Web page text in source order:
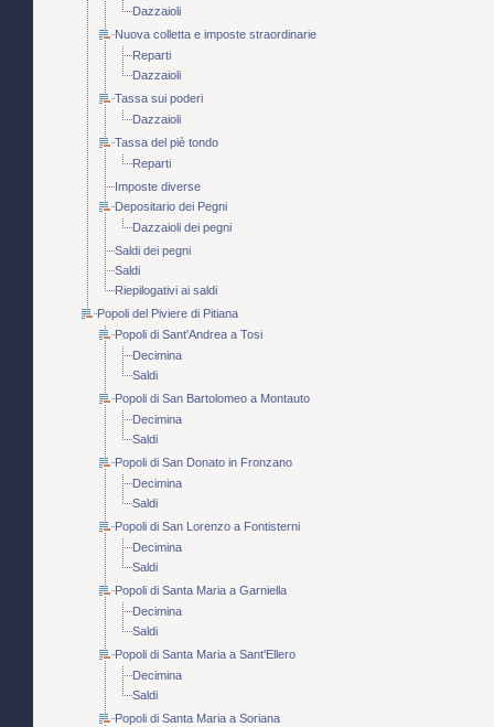
Dazzaioli
Nuova colletta e imposte straordinarie
Reparti
Dazzaioli
Tassa sui poderi
Dazzaioli
Tassa del piè tondo
Reparti
Imposte diverse
Depositario dei Pegni
Dazzaioli dei pegni
Saldi dei pegni
Saldi
Riepilogativi ai saldi
Popoli del Piviere di Pitiana
Popoli di Sant'Andrea a Tosi
Decimina
Saldi
Popoli di San Bartolomeo a Montauto
Decimina
Saldi
Popoli di San Donato in Fronzano
Decimina
Saldi
Popoli di San Lorenzo a Fontisterni
Decimina
Saldi
Popoli di Santa Maria a Garniella
Decimina
Saldi
Popoli di Santa Maria a Sant'Ellero
Decimina
Saldi
Popoli di Santa Maria a Soriana